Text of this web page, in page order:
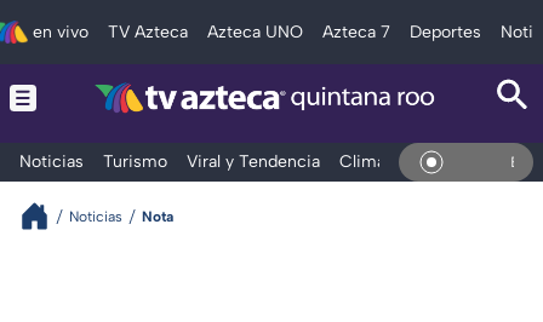
en vivo TV Azteca Azteca UNO Azteca 7 Deportes
Noticias Turismo Viral y Tendencia Clima Tráfico En Vivo
Noticias Nota